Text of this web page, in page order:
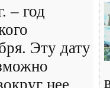
– год
Эту дату
нее